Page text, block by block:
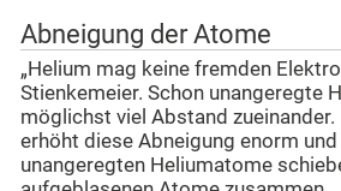
Abneigung der Atome
„Helium mag keine fremden
Stienkemeier. Schon unangeregte
möglichst viel Abstand zueinander.
erhöht diese Abneigung enorm
unangeregten Heliumatome